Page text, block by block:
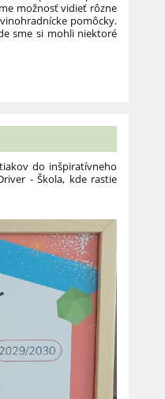
možnosť vidieť rôzne
pomôcky.
sme si mohli niektoré
do inšpiratívneho
- Škola, kde rastie